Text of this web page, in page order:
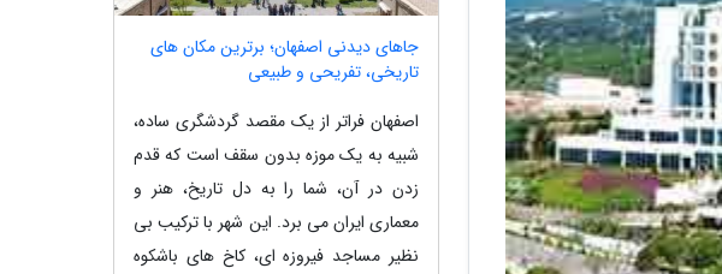
جاهای دیدنی اصفهان؛ برترین مکان های
تاریخی، تفریحی و طبیعی
اصفهان فراتر از یک مقصد گردشگری ساده،
شبیه به یک موزه بدون سقف است که قدم
زدن در آن، شما را به دل تاریخ، هنر و
معماری ایران می برد. این شهر با ترکیب بی
نظیر مساجد فیروزه ای، کاخ های باشکوه